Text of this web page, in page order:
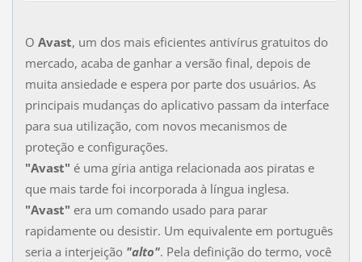
O Avast, um dos mais eficientes antivírus gratuitos do
mercado, acaba de ganhar a versão final, depois de
muita ansiedade e espera por parte dos usuários. As
principais mudanças do aplicativo passam da interface
para sua utilização, com novos mecanismos de
proteção e configurações.
"Avast" é uma gíria antiga relacionada aos piratas e
que mais tarde foi incorporada à língua inglesa.
"Avast" era um comando usado para parar
rapidamente ou desistir. Um equivalente em português
seria a interjeição "alto". Pela definição do termo, você